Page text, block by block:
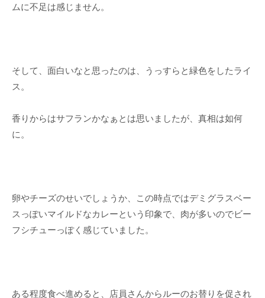
ムに不足は感じません。
そして、面白いなと思ったのは、うっすらと緑色をしたライ
ス。
香りからはサフランかなぁとは思いましたが、真相は如何
に。
卵やチーズのせいでしょうか、この時点ではデミグラスベー
スっぽいマイルドなカレーという印象で、肉が多いのでビー
フシチューっぽく感じていました。
ある程度食べ進めると、店員さんからルーのお替りを促され